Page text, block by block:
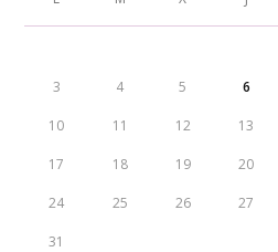
3 4 5 6
10 11 12 13
17 18 19 20
24 25 26 27
31